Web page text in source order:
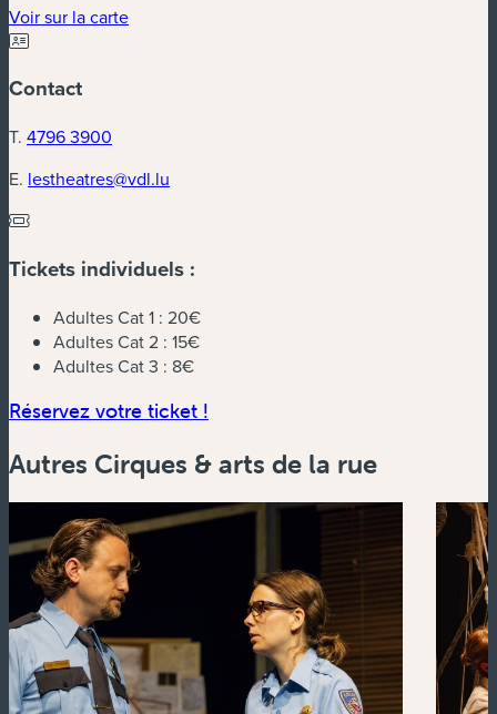
Voir sur la carte(nouvelle fenêtre)
Contact
T. 4796 3900
E. lestheatres@vdl.lu
Tickets individuels :
Adultes Cat 1 : 20€
Adultes Cat 2 : 15€
Adultes Cat 3 : 8€
Réservez votre ticket !
Autres Cirques & arts de la rue